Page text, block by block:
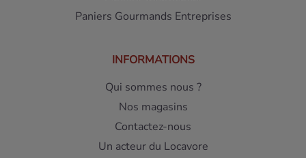
Paniers Gourmands Entreprises
INFORMATIONS
Qui sommes nous ?
Nos magasins
Contactez-nous
Un acteur du Locavore